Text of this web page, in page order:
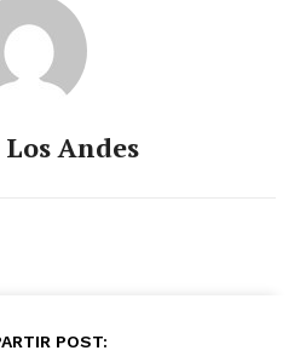
Andes
POST: